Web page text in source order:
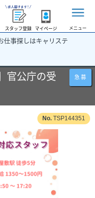
スタッフ登録 マイページ メニュー
仕事探しはキャリステ
急募
官公庁の受
TSP144351